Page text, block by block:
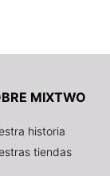
MIXTWO
historia
tiendas